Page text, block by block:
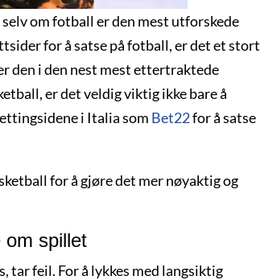
om fotball er den mest utforskede
for å satse på fotball, er det et stort
den i den nest mest ettertraktede
er det veldig viktig ikke bare å
i Italia som Bet22for å satse
for å gjøre det mer nøyaktig og
om spillet
tar feil. For å lykkes med langsiktig